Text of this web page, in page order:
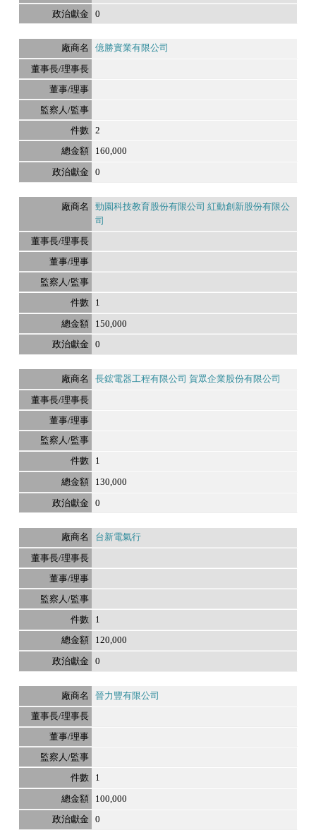
0
億勝實業有限公司
2
160,000
0
勁園科技教育股份有限公司 紅動創新股份有限公
司
1
150,000
0
長鋐電器工程有限公司 賀眾企業股份有限公司
1
130,000
0
台新電氣行
1
120,000
0
晉力豐有限公司
1
100,000
0